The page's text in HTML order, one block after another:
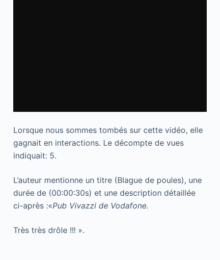
Lorsque nous sommes tombés sur cette vidéo, elle
gagnait en interactions. Le décompte de vues
indiquait: 5.
L’auteur mentionne un titre (Blague de poules), une
durée de (00:00:30s) et une description détaillée
ci-après :«Pub Vivazzi de Vodafone.
Très très drôle !!! ».